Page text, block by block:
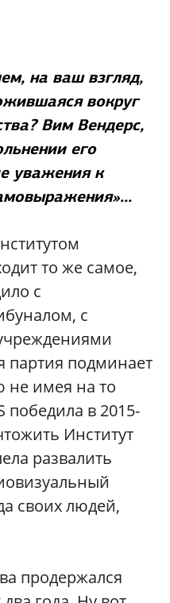
на ваш взгляд,
вокруг
Вим Вендерс,
его
уважения к
то же самое,
с
с
партия подминает
не имея на то
победила в 2015-
Институт
развалить
своих людей,
продержался